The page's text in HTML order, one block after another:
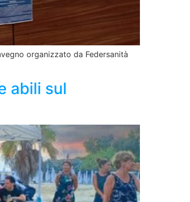
organizzato da Federsanità
abili sul